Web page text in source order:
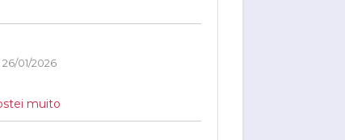
01/2026
muito